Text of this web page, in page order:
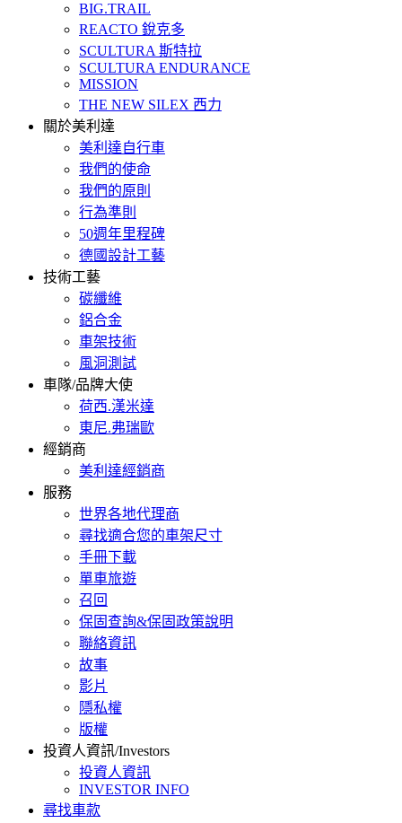
BIG.TRAIL
REACTO 銳克多
SCULTURA 斯特拉
SCULTURA ENDURANCE
MISSION
THE NEW SILEX 西力
關於美利達
美利達自行車
我們的使命
我們的原則
行為準則
50週年里程碑
德國設計工藝
技術工藝
碳纖維
鋁合金
車架技術
風洞測試
車隊/品牌大使
荷西.漢米達
東尼.弗瑞歐
經銷商
美利達經銷商
服務
世界各地代理商
尋找適合您的車架尺寸
手冊下載
單車旅遊
召回
保固查詢&保固政策說明
聯絡資訊
故事
影片
隱私權
版權
投資人資訊/Investors
投資人資訊
INVESTOR INFO
尋找車款